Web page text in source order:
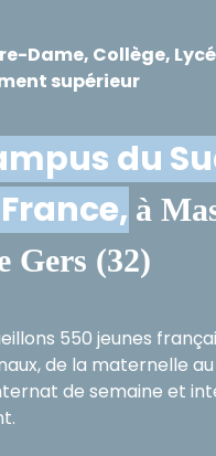
Dame, Collège,
supérieur
du
à
Gers (32)
550 jeunes
de la maternelle au
de semaine et